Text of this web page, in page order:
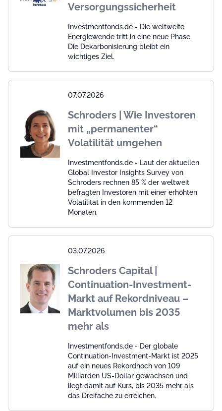
Versorgungssicherheit
Investmentfonds.de - Die weltweite
Energiewende tritt in eine neue Phase.
Die Dekarbonisierung bleibt ein
wichtiges Ziel.
07.07.2026
Schroders | Wie Investoren
mit „permanenter“
Volatilität umgehen
Investmentfonds.de - Laut der aktuellen
Global Investor Insights Survey von
Schroders rechnen 85 % der weltweit
befragten Investoren mit einer erhöhten
Volatilität in den kommenden 12
Monaten.
03.07.2026
Schroders Capital |
Continuation-Investment-
Markt auf Rekordniveau –
Marktvolumen bis 2035
mehr als
Investmentfonds.de - Der globale
Continuation-Investment-Markt ist 2025
auf ein neues Rekordhoch von 109
Milliarden US-Dollar gewachsen und
liegt damit auf Kurs, bis 2035 mehr als
das Dreifache zu erreichen.